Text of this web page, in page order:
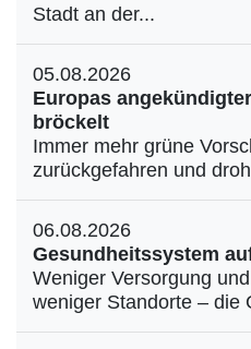
Stadt an der...
05.08.2026
Europas
bröckelt
Immer mehr grüne
zurückgefahren und
06.08.2026
Gesundheitssystem
Weniger Versorgung
weniger Standorte – die